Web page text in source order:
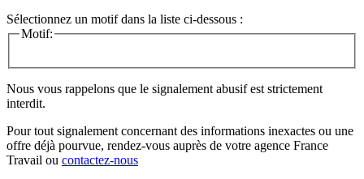
Sélectionnez un motif dans la liste ci-dessous :
Motif:
Nous vous rappelons que le signalement abusif est strictement
interdit.
Pour tout signalement concernant des informations inexactes ou une
offre déjà pourvue, rendez-vous auprès de votre agence France
Travail ou contactez-nous